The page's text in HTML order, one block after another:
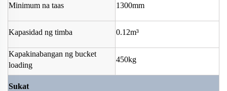
Minimum na taas 1300mm
Kapasidad ng timba 0.12m³
Kapakinabangan ng bucket
loading
450kg
Sukat